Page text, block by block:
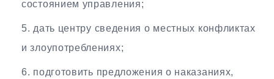
состоянием управления;
дать центру сведения о местных конфликтах
и злоупотреблениях;
подготовить предложения о наказаниях,